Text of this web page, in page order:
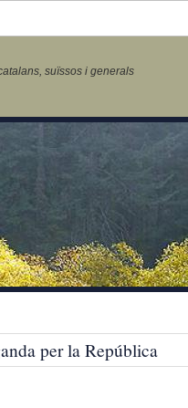
suïssos i generals
per la República